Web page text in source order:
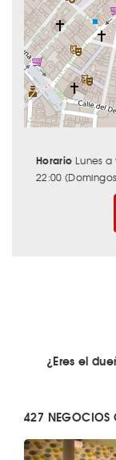
Horario Lunes
22:00
¿Eres el
427 NEGOCIOS